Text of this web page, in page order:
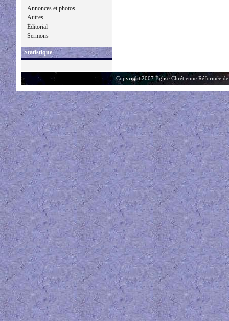
Annonces et photos
Autres
Éditorial
Sermons
Statistique
Copyright 2007 Église Chrétienne Réformée